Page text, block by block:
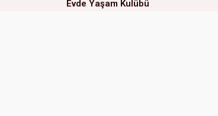
Evde Yaşam Kulübü